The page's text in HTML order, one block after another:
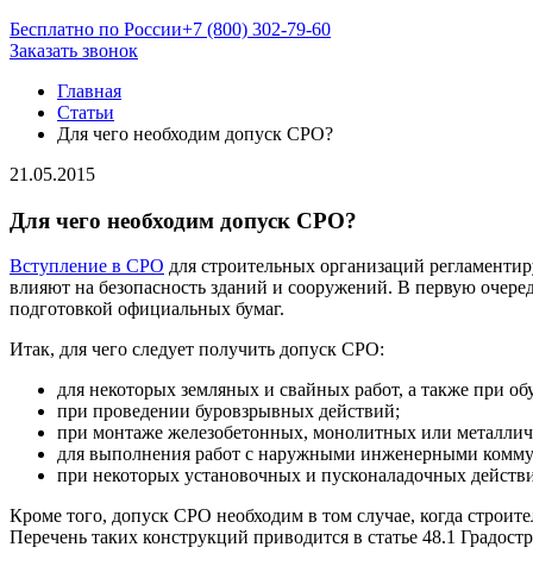
Бесплатно по России+7 (800) 302-79-60
Заказать звонок
Главная
Статьи
Для чего необходим допуск СРО?
21.05.2015
Для чего необходим допуск СРО?
Вступление в СРО для строительных организаций
влияют на безопасность зданий и сооружений. В первую
подготовкой официальных бумаг.
Итак, для чего следует получить допуск СРО:
для некоторых земляных и свайных работ, а также при
при проведении буровзрывных действий;
при монтаже железобетонных, монолитных или
для выполнения работ с наружными инженерными
при некоторых установочных и пусконаладочных
Кроме того, допуск СРО необходим в том случае, когда
Перечень таких конструкций приводится в статье 48.1